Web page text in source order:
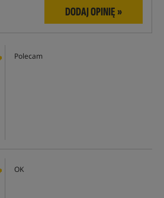
DODAJ OPINIĘ »
Polecam
OK